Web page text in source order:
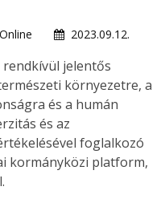
2023.09.12.
jelentős
környezetre, a
és a humán
és az
foglalkozó
kormányközi platform,